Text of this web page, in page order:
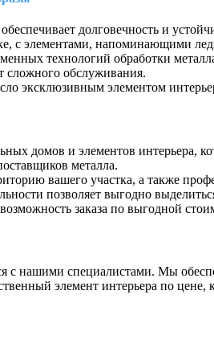
долговечность и
с элементами, напоминающими
технологий обработки
сложного обслуживания.
эксклюзивным элементом
домов и элементов интерьера,
металла.
вашего участка, а также
позволяет выгодно
заказа по выгодной
с нашими специалистами. Мы
элемент интерьера по цене,